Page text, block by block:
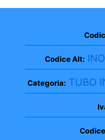
Codice Alt:
Categoria: TUBO